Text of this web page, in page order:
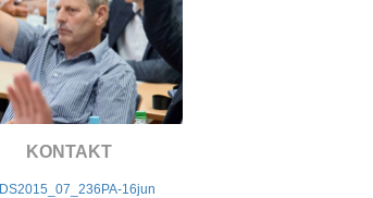
KONTAKT
DS2015_07_236PA-16jun